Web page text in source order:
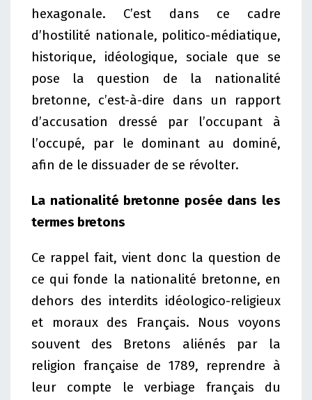
hexagonale. C’est dans ce cadre
d’hostilité nationale, politico-médiatique,
historique, idéologique, sociale que se
pose la question de la nationalité
bretonne, c’est-à-dire dans un rapport
d’accusation dressé par l’occupant à
l’occupé, par le dominant au dominé,
afin de le dissuader de se révolter.
La nationalité bretonne posée dans les
termes bretons
Ce rappel fait, vient donc la question de
ce qui fonde la nationalité bretonne, en
dehors des interdits idéologico-religieux
et moraux des Français. Nous voyons
souvent des Bretons aliénés par la
religion française de 1789, reprendre à
leur compte le verbiage français du